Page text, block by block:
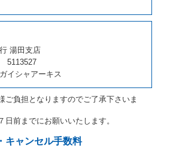
しとして取り扱い、当社は受領済の
するものとします。
に帰さない事由による時には第４条
消しとして取り扱い、当社は受領済
還するものとします。
は、予約が取り消され、又は貸渡契約
たことについて、第４条及び第５条
き、相互に何らの請求をしないもの
湯田支店
5113527
イシャアーキス
ご負担となりますのでご了承下さいま
前までにお願いいたします。
キャンセル手数料